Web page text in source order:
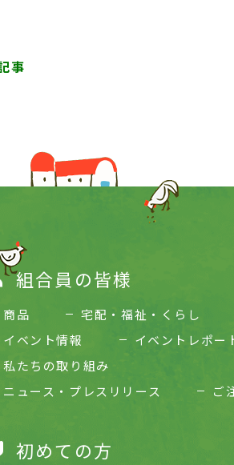
事
組合員の皆様
商品
宅配・福祉・くらし
イベント情報
イベントレポー
私たちの取り組み
ニュース・プレスリリース
ご
初めての方